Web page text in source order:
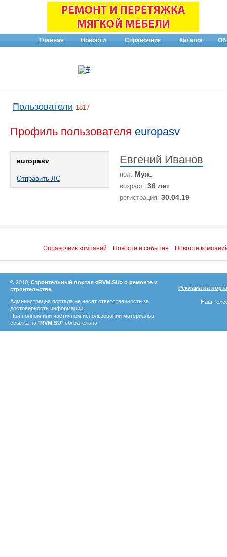
Главная Новости Справочник Каталог
Пользователи 1817
Профиль пользователя europasv
europasv
Отправить ЛС
Евгений Иванов
пол: Муж.
возраст: 36 лет
регистрация: 30.04.19
Справочник компаний Новости и события Новости
© 2010, Строительный портал «RVM.SU» о ремонте и
строительстве.
Администрация портала не несет ответственности за
достоверность информации.
При полном или частичном использовании материалов
ссылка на "RVM.SU" обязательна.
Реклама на
Наш